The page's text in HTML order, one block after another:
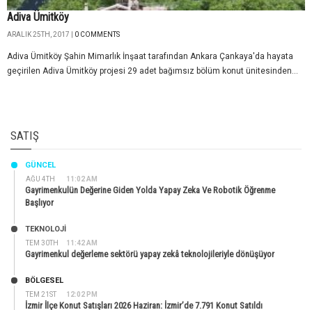
Adiva Ümitköy
ARALIK 25TH, 2017 | 0 COMMENTS
Adiva Ümitköy Şahin Mimarlık İnşaat tarafından Ankara Çankaya'da hayata
geçirilen Adiva Ümitköy projesi 29 adet bağımsız bölüm konut ünitesinden...
SATIŞ
AĞU 4TH 11:02 AM
GÜNCEL
Gayrimenkulün Değerine Giden Yolda Yapay Zeka Ve Robotik Öğrenme
Başlıyor
TEM 30TH 11:42 AM
TEKNOLOJİ
Gayrimenkul değerleme sektörü yapay zekâ teknolojileriyle dönüşüyor
TEM 21ST 12:02 PM
BÖLGESEL
İzmir İlçe Konut Satışları 2026 Haziran: İzmir’de 7.791 Konut Satıldı